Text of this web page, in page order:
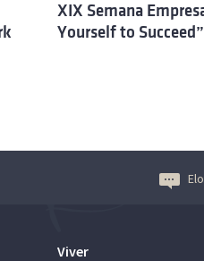
XIX Semana
Yourself to Succeed”
Viver